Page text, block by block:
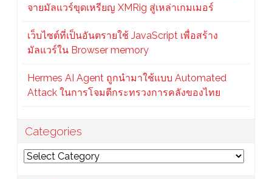
จายมัลแวร์ขุดเหรียญ XMRig สู่เหล่าเกมเมอร์
เว็บไซต์ที่เป็นอันตรายใช้ JavaScript เพื่อสร้าง
มัลแวร์ใน Browser memory
Hermes AI Agent ถูกนำมาใช้แบบ Automated
Attack ในการโจมตีกระทรวงการคลังของไทย
Categories
Categories